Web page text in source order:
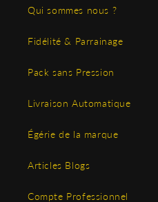
Qui sommes nous ?
Fidélité & Parrainage
Pack sans Pression
Livraison Automatique
Égérie de la marque
Articles Blogs
Compte Professionnel